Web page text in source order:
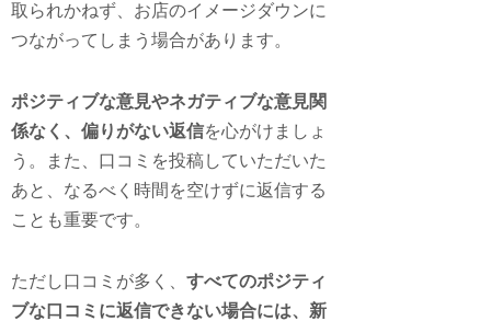
取られかねず、お店のイメージダウンに
つながってしまう場合があります。
ポジティブな意見やネガティブな意見関
係なく、偏りがない返信を心がけましょ
う。また、口コミを投稿していただいた
あと、なるべく時間を空けずに返信する
ことも重要です。
ただし口コミが多く、すべてのポジティ
ブな口コミに返信できない場合には、新